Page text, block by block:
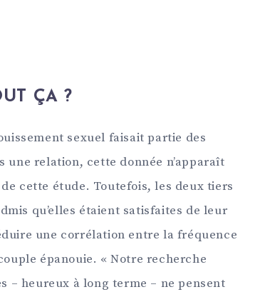
ÇA ?
sexuel faisait partie des
relation, cette donnée n’apparaît
cette étude. Toutefois, les deux tiers
qu’elles étaient satisfaites de leur
une corrélation entre la fréquence
épanouie. « Notre recherche
– heureux à long terme – ne pensent